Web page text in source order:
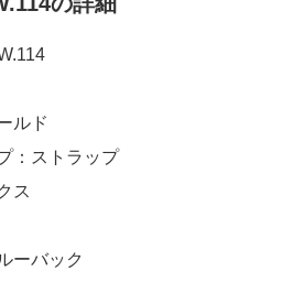
ルド
：ストラップ
ス
ーバック